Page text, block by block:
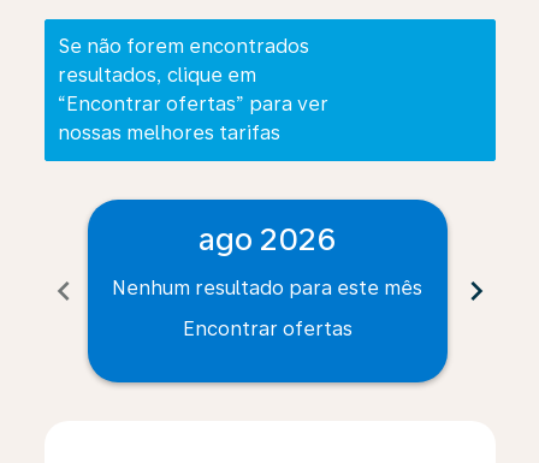
Se não forem encontrados
resultados, clique em
“Encontrar ofertas” para ver
nossas melhores tarifas
chevron_left
ago 2026
Nenhum resultado para este mês
Encontrar ofertas
chevron_right